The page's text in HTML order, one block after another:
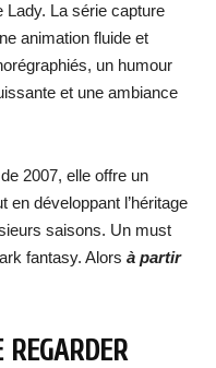
La série capture
animation fluide et
un humour
et une ambiance
2007, elle offre un
développant l’héritage
saisons. Un must
fantasy. Alors à partir